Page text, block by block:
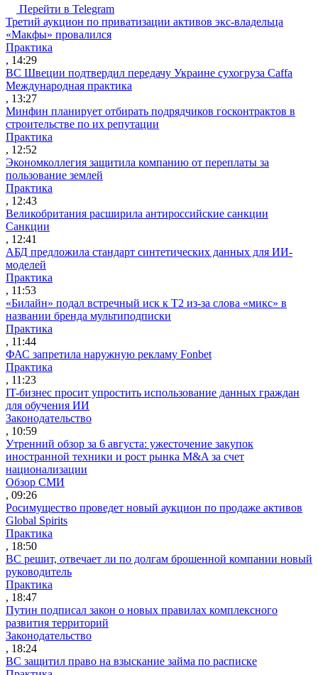
Перейти в Telegram
Третий аукцион по приватизации активов экс-владельца
«Макфы» провалился
Практика
, 14:29
ВС Швеции подтвердил передачу Украине сухогруза Caffa
Международная практика
, 13:27
Минфин планирует отбирать подрядчиков госконтрактов в
строительстве по их репутации
Практика
, 12:52
Экономколлегия защитила компанию от переплаты за
пользование землей
Практика
, 12:43
Великобритания расширила антироссийские санкции
Санкции
, 12:41
АБД предложила стандарт синтетических данных для ИИ-
моделей
Практика
, 11:53
«Билайн» подал встречный иск к Т2 из-за слова «микс» в
названии бренда мультиподписки
Практика
, 11:44
ФАС запретила наружную рекламу Fonbet
Практика
, 11:23
IT-бизнес просит упростить использование данных граждан
для обучения ИИ
Законодательство
, 10:59
Утренний обзор за 6 августа: ужесточение закупок
иностранной техники и рост рынка M&A за счет
национализации
Обзор СМИ
, 09:26
Росимущество проведет новый аукцион по продаже активов
Global Spirits
Практика
, 18:50
ВС решит, отвечает ли по долгам брошенной компании новый
руководитель
Практика
, 18:47
Путин подписал закон о новых правилах комплексного
развития территорий
Законодательство
, 18:24
ВС защитил право на взыскание займа по расписке